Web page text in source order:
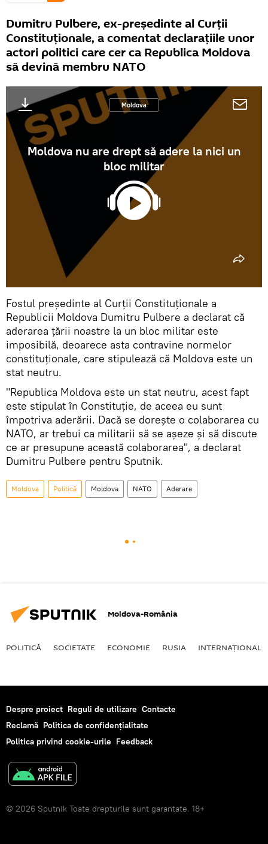
Dumitru Pulbere, ex-președinte al Curții
Constituționale, a comentat declarațiile unor
actori politici care cer ca Republica Moldova
să devină membru NATO
Moldova
Moldova nu are drept să adere la nici un
bloc militar
Fostul președinte al Curții Constituționale a
Republicii Moldova Dumitru Pulbere a declarat că
aderarea țării noastre la un bloc militar este
imposibilă, deoarece asta contravine normelor
constituționale, care stipulează că Moldova este un
stat neutru.
"Republica Moldova este un stat neutru, acest fapt
este stipulat în Constituție, de aceea eu sunt
împotriva aderării. Dacă se dorește o colaborarea cu
NATO, ar trebui ca militarii să se așeze și să discute
ce ar presupune această colaborarea", a declarat
Dumitru Pulbere pentru Sputnik.
Moldova Politică Moldova NATO Aderare
Moldova-România
POLITICĂ SOCIETATE ECONOMIE RUSIA INTERNAŢIONAL
Despre proiect Reguli de utilizare Contacte
Reclamă Politica de confidențialitate
Politica privind cookie-urile Feedback
© 2026 Sputnik Toate drepturile sunt garantate. 18+